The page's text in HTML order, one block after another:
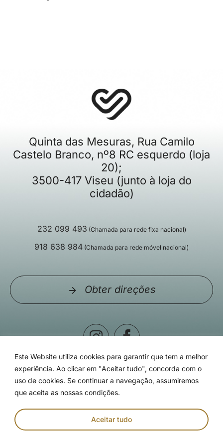
Este Website utiliza cookies para garantir que tem a melhor
experiência. Ao clicar em "Aceitar tudo", concorda com o
uso de cookies. Se continuar a navegação, assumiremos
que aceita as nossas condições.
Aceitar tudo
Quinta das Mesuras, Rua Camilo
Castelo Branco, nº8 RC esquerdo (loja
20);
3500-417 Viseu (junto à loja do
cidadão)
232 099 493 (Chamada para rede fixa nacional)
918 638 984 (Chamada para rede móvel nacional)
Obter direções
© Clínica Particular de Viseu - 2026 | Todos os direitos
reservados | Desenvolvido por